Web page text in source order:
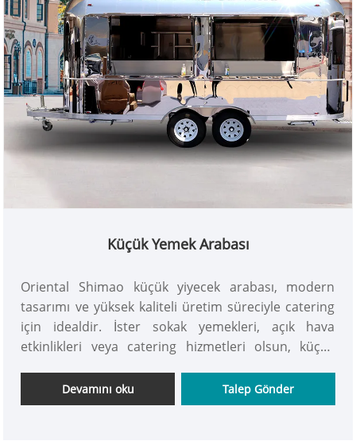
Küçük Yemek Arabası
Oriental Shimao küçük yiyecek arabası, modern
tasarımı ve yüksek kaliteli üretim süreciyle catering
için idealdir. İster sokak yemekleri, açık hava
etkinlikleri veya catering hizmetleri olsun, küçük
sunar. Hemen alın!
Devamını oku Talep Gönder